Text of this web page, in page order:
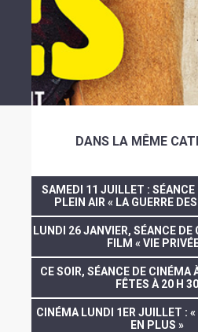
DANS LA MÊME
SAMEDI 11 JUILLET : SÉANCE
PLEIN AIR « LA GUERRE
LUNDI 26 JANVIER, SÉANCE DE
FILM « VIE
CE SOIR, SÉANCE DE CINÉMA
FÊTES À 20 H 30
CINÉMA LUNDI 1ER JUILLET :
EN PLUS »